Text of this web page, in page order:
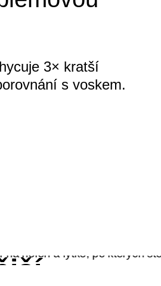
0,5 mm.
3× kratší
s voskem.